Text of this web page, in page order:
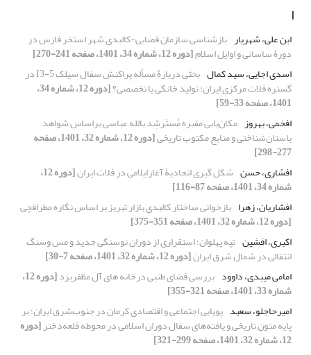
ا
ابن علی، شهریار بازشناسی سازمان فضایی-کالبدی شهر استخر فارس در
دورۀ ساسانی و اوایل اسلام[دوره 12، شماره 34، 1401، صفحه 241-270]
اسدی اجایی، سید کمال
بحثی دربارۀ مسأله پراکنش سفال سیلک I3-5 در
گستره فلات مرکزی ایران: تولید خانگی یا تخصصی؟ [دوره 12، شماره 34،
1401، صفحه 33-59]
افخمی، بهروز مکان‌یابی مقبره مُستَرشِد بالله عباسی براساس شواهد
باستان‌شناختی و منابع مکتوب تاریخی [دوره 12، شماره 32، 1401، صفحه
277-298]
افشاری، حسن شکل گیری اتحادیۀ آغازایلامی در فلات ایران [دوره 12،
شماره 34، 1401، صفحه 87-116]
افشاریان، زهرا بازخوانی ساختار کالبدی بازار تبریز بر اساس نگاره مطراقچی
[دوره 12، شماره 32، 1401، صفحه 351-375]
اکبری، افشین تپه پهلوان؛ استقراری از دوران نوسنگی جدید و مس وسنگ
انتقالی در شمال شرق ایران[دوره 12، شماره 32، 1401، صفحه 7-30]
امامی میبدی، داوود بررسی فضای طنبی درخانه های آل مظفریزد [دوره 12،
شماره 33، 1401، صفحه 321-355]
امیرحاجلو، سعید پویایی اجتماعی و اقتصادی کرمان در جنوب‌شرق ایران؛ بر
پایه متون تاریخی و یافته‌های سفال دوران اسلامی در محوطه قلعه‌دختر[دوره
12، شماره 32، 1401، صفحه 299-321]